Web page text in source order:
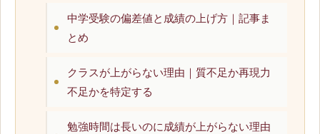
中学受験の偏差値と成績の上げ方｜記事ま
とめ
クラスが上がらない理由｜質不足か再現力
不足かを特定する
勉強時間は長いのに成績が上がらない理由